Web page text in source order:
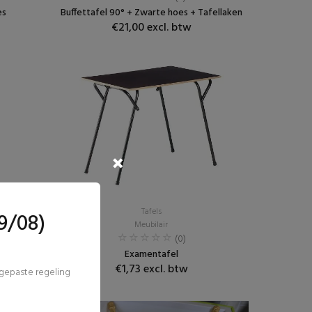
Buffettafel 90° + Zwarte hoes + Tafellaken
€21,00 excl. btw
Tafels
Meubilair
(0)
Examentafel
€1,73 excl. btw
08)
regeling